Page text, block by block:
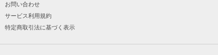
お問い合わせ
サービス利用規約
特定商取引法に基づく表示